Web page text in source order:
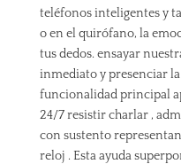
teléfonos inteligentes y
o en el quirófano, la
tus dedos. ensayar
inmediato y presenciar
funcionalidad principal
24/7 resistir charlar ,
con sustento
reloj . Esta ayuda